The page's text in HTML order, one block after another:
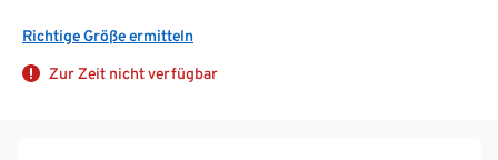
Richtige Größe ermitteln
Zur Zeit nicht verfügbar